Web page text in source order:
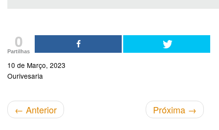
0
Partilhas
10 de Março, 2023
Ourivesaria
← Anterior Próxima →